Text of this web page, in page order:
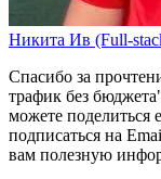
Никита Ив (Full-
Спасибо за
трафик без
можете поделиться
подписаться на
вам полезную